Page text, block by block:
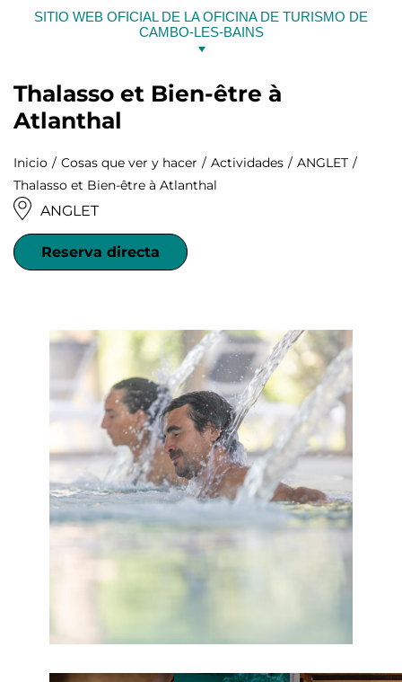
SITIO WEB OFICIAL DE LA OFICINA DE TURISMO DE
CAMBO-LES-BAINS
Thalasso et Bien-être à
Atlanthal
Inicio Cosas que ver y hacer Actividades
ANGLET
Thalasso et Bien-être à Atlanthal
ANGLET
Reserva directa